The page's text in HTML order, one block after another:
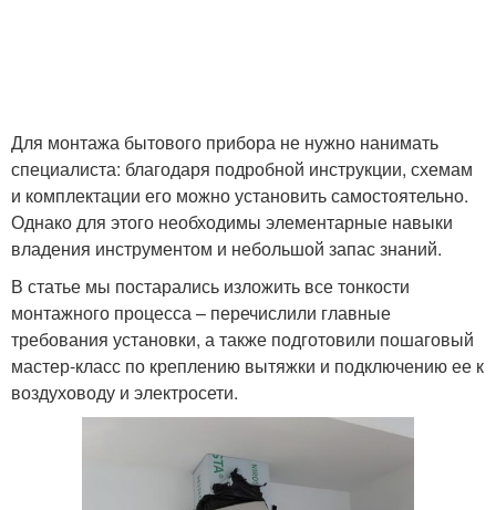
Для монтажа бытового прибора не нужно нанимать
специалиста: благодаря подробной инструкции, схемам
и комплектации его можно установить самостоятельно.
Однако для этого необходимы элементарные навыки
владения инструментом и небольшой запас знаний.
В статье мы постарались изложить все тонкости
монтажного процесса – перечислили главные
требования установки, а также подготовили пошаговый
мастер-класс по креплению вытяжки и подключению ее к
воздуховоду и электросети.